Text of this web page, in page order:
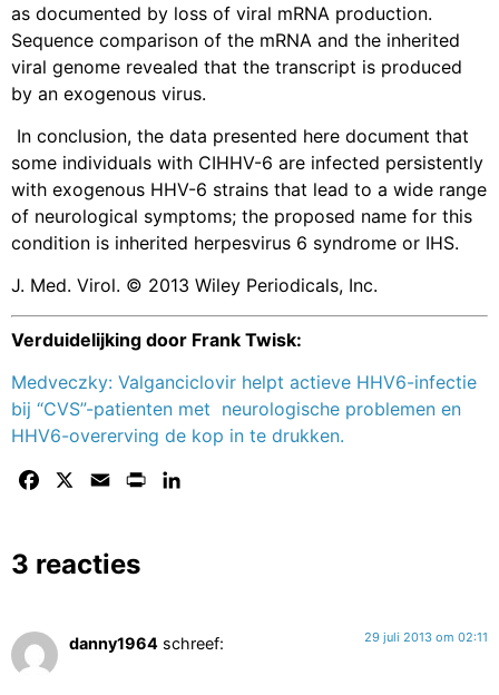
as documented by loss of viral mRNA production.
Sequence comparison of the mRNA and the inherited
viral genome revealed that the transcript is produced
by an exogenous virus.
In conclusion, the data presented here document that
some individuals with CIHHV-6 are infected persistently
with exogenous HHV-6 strains that lead to a wide range
of neurological symptoms; the proposed name for this
condition is inherited herpesvirus 6 syndrome or IHS.
J. Med. Virol. © 2013 Wiley Periodicals, Inc.
Verduidelijking door Frank Twisk:
Medveczky: Valganciclovir helpt actieve HHV6-infectie
bij “CVS”-patienten met neurologische problemen en
HHV6-overerving de kop in te drukken.
Facebook Email Print
3 reacties
danny1964 schreef: 29 juli 2013 om 02:11